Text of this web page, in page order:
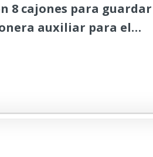
8 cajones para guardar
auxiliar para el